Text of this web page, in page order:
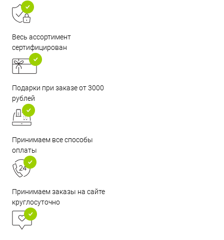
Весь ассортимент
сертифицирован
Подарки при заказе от 3000
рублей
Принимаем все способы
оплаты
Принимаем заказы на сайте
круглосуточно